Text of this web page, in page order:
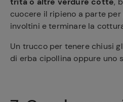
cuocere il ripieno a parte
involtini e terminare la
Un trucco per tenere chiusi
di erba cipollina oppure uno